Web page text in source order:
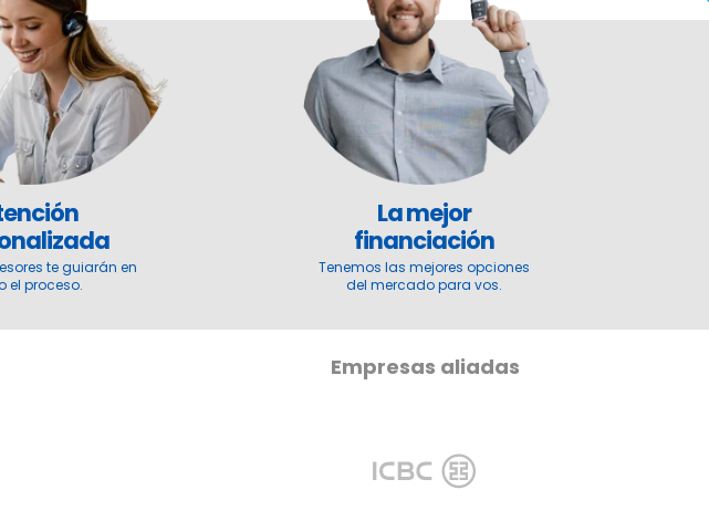
te guiarán en
el proceso.
La mejor
financiación
Tenemos las mejores opciones
del mercado para vos.
Empresas aliadas